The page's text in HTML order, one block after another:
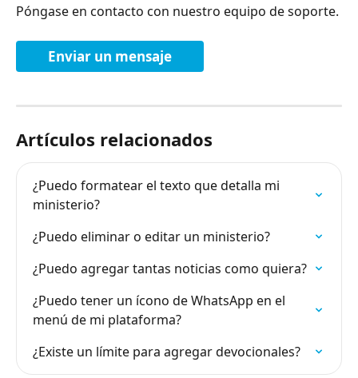
Póngase en contacto con nuestro equipo de soporte.
Enviar un mensaje
Artículos relacionados
¿Puedo formatear el texto que detalla mi
ministerio?
¿Puedo eliminar o editar un ministerio?
¿Puedo agregar tantas noticias como quiera?
¿Puedo tener un ícono de WhatsApp en el
menú de mi plataforma?
¿Existe un límite para agregar devocionales?